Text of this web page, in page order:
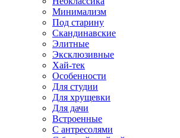
Минимализм
Под старину
Скандинавские
Элитные
Эксклюзивные
Хай-тек
Особенности
Для студии
Для хрущевки
Для дачи
Встроенные
С антресолями